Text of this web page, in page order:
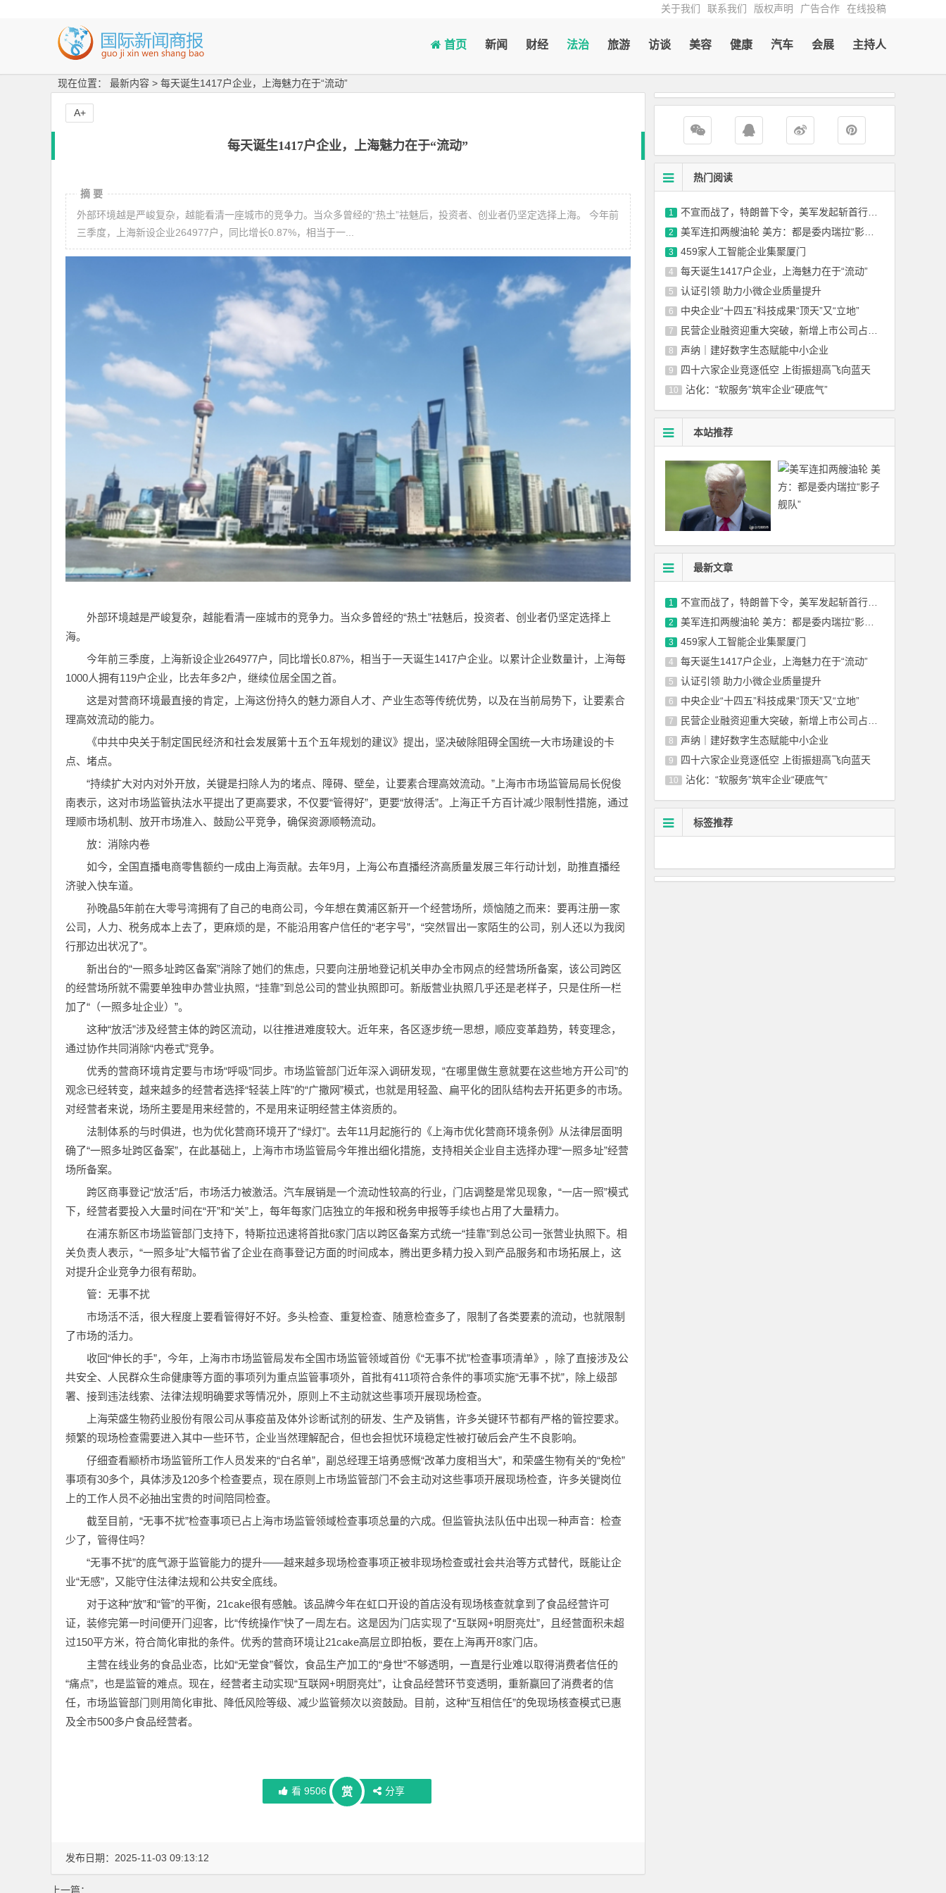
关于我们 联系我们 版权声明 广告合作 在线投稿
首页 新闻 财经 法治 旅游 访谈 美容 健康 汽车 会展 主持人
现在位置： 最新内容 > 每天诞生1417户企业，上海魅力在于“流动”
每天诞生1417户企业，上海魅力在于“流动”
摘 要
外部环境越是严峻复杂，越能看清一座城市的竞争力。当众多曾经的“热土”祛魅后，投资者、创业者仍坚定选择上海。 今年前
三季度，上海新设企业264977户，同比增长0.87%，相当于一...
外部环境越是严峻复杂，越能看清一座城市的竞争力。当众多曾经的“热土”祛魅后，投资者、创业者仍坚定选择上
海。
今年前三季度，上海新设企业264977户，同比增长0.87%，相当于一天诞生1417户企业。以累计企业数量计，上海每
1000人拥有119户企业，比去年多2户，继续位居全国之首。
这是对营商环境最直接的肯定，上海这份持久的魅力源自人才、产业生态等传统优势，以及在当前局势下，让要素合
理高效流动的能力。
《中共中央关于制定国民经济和社会发展第十五个五年规划的建议》提出，坚决破除阻碍全国统一大市场建设的卡
点、堵点。
“持续扩大对内对外开放，关键是扫除人为的堵点、障碍、壁垒，让要素合理高效流动。”上海市市场监管局局长倪俊
南表示，这对市场监管执法水平提出了更高要求，不仅要“管得好”，更要“放得活”。上海正千方百计减少限制性措施，通过
理顺市场机制、放开市场准入、鼓励公平竞争，确保资源顺畅流动。
放：消除内卷
如今，全国直播电商零售额约一成由上海贡献。去年9月，上海公布直播经济高质量发展三年行动计划，助推直播经
济驶入快车道。
孙晚晶5年前在大零号湾拥有了自己的电商公司，今年想在黄浦区新开一个经营场所，烦恼随之而来：要再注册一家
公司，人力、税务成本上去了，更麻烦的是，不能沿用客户信任的“老字号”，“突然冒出一家陌生的公司，别人还以为我闵
行那边出状况了”。
新出台的“一照多址跨区备案”消除了她们的焦虑，只要向注册地登记机关申办全市网点的经营场所备案，该公司跨区
的经营场所就不需要单独申办营业执照，“挂靠”到总公司的营业执照即可。新版营业执照几乎还是老样子，只是住所一栏
加了“（一照多址企业）”。
这种“放活”涉及经营主体的跨区流动，以往推进难度较大。近年来，各区逐步统一思想，顺应变革趋势，转变理念，
通过协作共同消除“内卷式”竞争。
优秀的营商环境肯定要与市场“呼吸”同步。市场监管部门近年深入调研发现，“在哪里做生意就要在这些地方开公司”的
观念已经转变，越来越多的经营者选择“轻装上阵”的“广撒网”模式，也就是用轻盈、扁平化的团队结构去开拓更多的市场。
对经营者来说，场所主要是用来经营的，不是用来证明经营主体资质的。
法制体系的与时俱进，也为优化营商环境开了“绿灯”。去年11月起施行的《上海市优化营商环境条例》从法律层面明
确了“一照多址跨区备案”，在此基础上，上海市市场监管局今年推出细化措施，支持相关企业自主选择办理“一照多址”经营
场所备案。
跨区商事登记“放活”后，市场活力被激活。汽车展销是一个流动性较高的行业，门店调整是常见现象，“一店一照”模式
下，经营者要投入大量时间在“开”和“关”上，每年每家门店独立的年报和税务申报等手续也占用了大量精力。
在浦东新区市场监管部门支持下，特斯拉迅速将首批6家门店以跨区备案方式统一“挂靠”到总公司一张营业执照下。相
关负责人表示，“一照多址”大幅节省了企业在商事登记方面的时间成本，腾出更多精力投入到产品服务和市场拓展上，这
对提升企业竞争力很有帮助。
管：无事不扰
市场活不活，很大程度上要看管得好不好。多头检查、重复检查、随意检查多了，限制了各类要素的流动，也就限制
了市场的活力。
收回“伸长的手”，今年，上海市市场监管局发布全国市场监管领域首份《“无事不扰”检查事项清单》，除了直接涉及公
共安全、人民群众生命健康等方面的事项列为重点监管事项外，首批有411项符合条件的事项实施“无事不扰”，除上级部
署、接到违法线索、法律法规明确要求等情况外，原则上不主动就这些事项开展现场检查。
上海荣盛生物药业股份有限公司从事疫苗及体外诊断试剂的研发、生产及销售，许多关键环节都有严格的管控要求。
频繁的现场检查需要进入其中一些环节，企业当然理解配合，但也会担忧环境稳定性被打破后会产生不良影响。
仔细查看颛桥市场监管所工作人员发来的“白名单”，副总经理王培勇感慨“改革力度相当大”，和荣盛生物有关的“免检”
事项有30多个，具体涉及120多个检查要点，现在原则上市场监管部门不会主动对这些事项开展现场检查，许多关键岗位
上的工作人员不必抽出宝贵的时间陪同检查。
截至目前，“无事不扰”检查事项已占上海市场监管领域检查事项总量的六成。但监管执法队伍中出现一种声音：检查
少了，管得住吗？
“无事不扰”的底气源于监管能力的提升——越来越多现场检查事项正被非现场检查或社会共治等方式替代，既能让企
业“无感”，又能守住法律法规和公共安全底线。
对于这种“放”和“管”的平衡，21cake很有感触。该品牌今年在虹口开设的首店没有现场核查就拿到了食品经营许可
证，装修完第一时间便开门迎客，比“传统操作”快了一周左右。这是因为门店实现了“互联网+明厨亮灶”，且经营面积未超
过150平方米，符合简化审批的条件。优秀的营商环境让21cake高层立即拍板，要在上海再开8家门店。
主营在线业务的食品业态，比如“无堂食”餐饮，食品生产加工的“身世”不够透明，一直是行业难以取得消费者信任的
“痛点”，也是监管的难点。现在，经营者主动实现“互联网+明厨亮灶”，让食品经营环节变透明，重新赢回了消费者的信
任，市场监管部门则用简化审批、降低风险等级、减少监管频次以资鼓励。目前，这种“互相信任”的免现场核查模式已惠
及全市500多户食品经营者。
看9506 赏 分享
A+
发布日期：2025-11-03 09:13:12
上一篇：
热门阅读
1 不宣而战了，特朗普下令，美军发起斩首行动，英法德俄集体失声
2 美军连扣两艘油轮 美方：都是委内瑞拉“影子舰队”
3 459家人工智能企业集聚厦门
4 每天诞生1417户企业，上海魅力在于“流动”
5 认证引领 助力小微企业质量提升
6 中央企业“十四五”科技成果“顶天”又“立地”
7 民营企业融资迎重大突破，新增上市公司占比超86%
8 声纳｜建好数字生态赋能中小企业
9 四十六家企业竞逐低空 上街振翅高飞向蓝天
10 沾化：“软服务”筑牢企业“硬底气”
本站推荐
最新文章
1 不宣而战了，特朗普下令，美军发起斩首行动，英法德俄集体失声
2 美军连扣两艘油轮 美方：都是委内瑞拉“影子舰队”
3 459家人工智能企业集聚厦门
4 每天诞生1417户企业，上海魅力在于“流动”
5 认证引领 助力小微企业质量提升
6 中央企业“十四五”科技成果“顶天”又“立地”
7 民营企业融资迎重大突破，新增上市公司占比超86%
8 声纳｜建好数字生态赋能中小企业
9 四十六家企业竞逐低空 上街振翅高飞向蓝天
10 沾化：“软服务”筑牢企业“硬底气”
标签推荐